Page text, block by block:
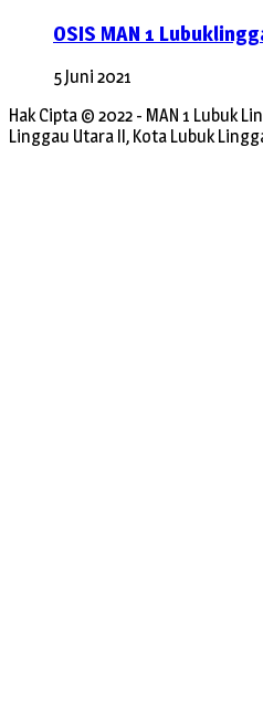
OSIS MAN 1
5 Juni 2021
Hak Cipta © 2022 - MAN 1 Lubuk
Linggau Utara II, Kota Lubuk